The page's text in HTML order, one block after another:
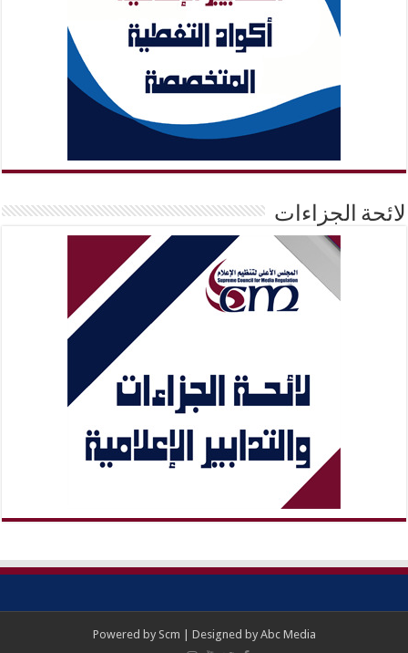
لائحة الجزاءات
Powered by Scm | Designed by Abc Media